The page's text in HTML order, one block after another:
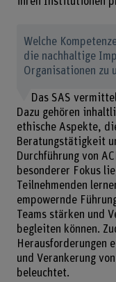
Welche
die nachhaltige
Organisationen zu
Das SAS
Dazu gehören
ethische Aspekte,
Beratungstätigkeit
Durchführung von
besonderer Fokus
Teilnehmenden
empowernde
Teams stärken und
begleiten können.
Herausforderungen
und Verankerung
beleuchtet.